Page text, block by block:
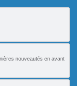
nouveautés en avant